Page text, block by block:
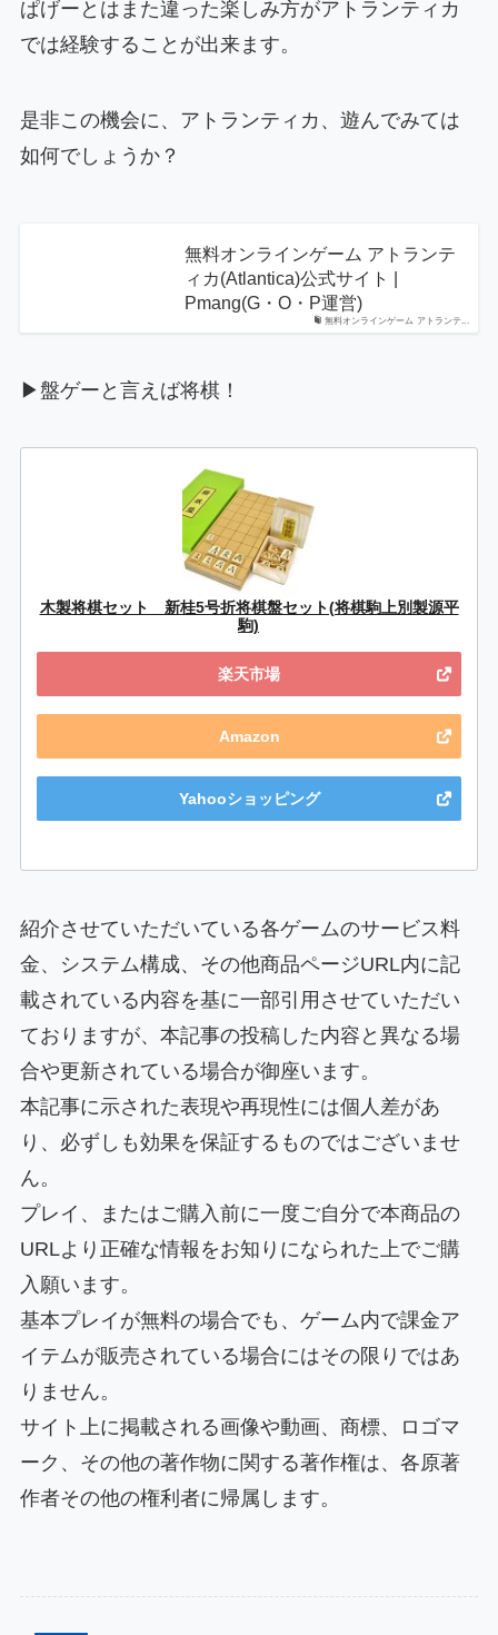
ぱげーとはまた違った楽しみ方がアトランティカ
では経験することが出来ます。
是非この機会に、アトランティカ、遊んでみては
如何でしょうか？
無料オンラインゲーム アトランテ...
無料オンラインゲーム アトランテ
ィカ(Atlantica)公式サイト |
Pmang(G・O・P運営)
▶盤ゲーと言えば将棋！
木製将棋セット 新桂5号折将棋盤セット(将棋駒上別製源平
駒)
楽天市場
Amazon
Yahooショッピング
紹介させていただいている各ゲームのサービス料
金、システム構成、その他商品ページURL内に記
載されている内容を基に一部引用させていただい
ておりますが、本記事の投稿した内容と異なる場
合や更新されている場合が御座います。
本記事に示された表現や再現性には個人差があ
り、必ずしも効果を保証するものではございませ
ん。
プレイ、またはご購入前に一度ご自分で本商品の
URLより正確な情報をお知りになられた上でご購
入願います。
基本プレイが無料の場合でも、ゲーム内で課金ア
イテムが販売されている場合にはその限りではあ
りません。
サイト上に掲載される画像や動画、商標、ロゴマ
ーク、その他の著作物に関する著作権は、各原著
作者その他の権利者に帰属します。